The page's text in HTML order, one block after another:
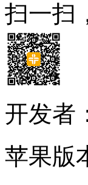
扫一扫
开发者
苹果版